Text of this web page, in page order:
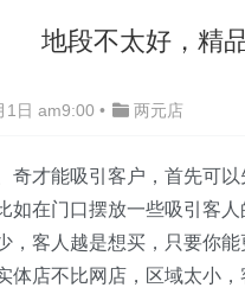
地段不太好，精
1日 am9:00 • 两元店
奇才能吸引客户，首先可
如在门口摆放一些吸引客
，客人越是想买，只要你
体店不比网店，区域太小